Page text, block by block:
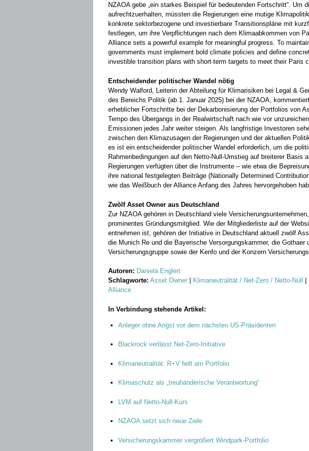
NZAOA gebe „ein starkes Beispiel für bedeutenden Fortschritt“. Um
aufrechtzuerhalten, müssten die Regierungen eine mutige
konkrete sektorbezogene und investierbare Transitionspläne mit
festlegen, um ihre Verpflichtungen nach dem Klimaabkommen von
Alliance sets a powerful example for meaningful progress. To
governments must implement bold climate policies and define
investible transition plans with short-term targets to meet their Paris
Entscheidender politischer Wandel nötig
Wendy Walford, Leiterin der Abteilung für Klimarisiken bei Legal &
des Bereichs Politik (ab 1. Januar 2025) bei der NZAOA,
erheblicher Fortschritte bei der Dekarbonisierung der Portfolios von
Tempo des Übergangs in der Realwirtschaft nach wie vor
Emissionen jedes Jahr weiter steigen. Als langfristige Investoren
zwischen den Klimazusagen der Regierungen und der aktuellen
es ist ein entscheidender politischer Wandel erforderlich, um die
Rahmenbedingungen auf den Netto-Null-Umstieg auf breiterer Basis
Regierungen verfügten über die Instrumente – wie etwa die
ihre national festgelegten Beiträge (Nationally Determined
wie das Weißbuch der Alliance Anfang des Jahres hervorgehoben
Zwölf Asset Owner aus Deutschland
Zur NZAOA gehören in Deutschland viele
prominentes Gründungsmitglied. Wie der Mitgliederliste auf der
entnehmen ist, gehören der Initiative in Deutschland aktuell zwölf
die Munich Re und die Bayerische Versorgungskammer, die Gothaer
Versicherungsgruppe sowie der Kenfo und der Konzern
Autoren: Daniela Englert
Schlagworte: Asset Owner Klimaneutralität / Net-Zero / Netto-Null
Alliance
In Verbindung stehende Artikel:
Anleger ohne Angst vor dem nächsten US-Präsidenten
Blackrock verlässt Net-Zero-Initiative
Klimaneutralität: R+V feilt am Portfolio
Klimaschutz als „treuhänderische Verantwortung“
LVM auf Netto-Null-Kurs
NZAOA setzt sich neue Ziele
Versicherungskammer vergrößert Windpark-Portfolio